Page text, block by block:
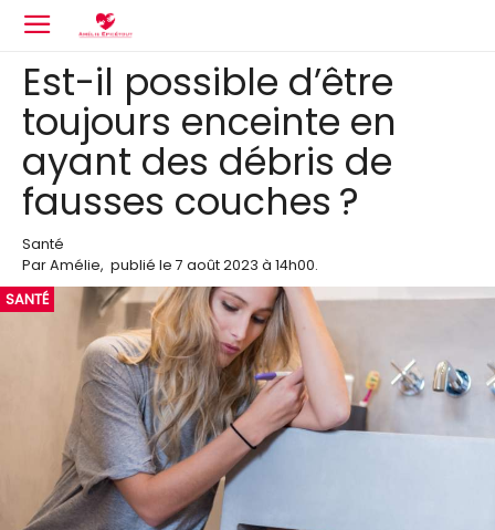
Est-il possible d’être
toujours enceinte en
ayant des débris de
fausses couches ?
Santé
ParAmélie, publié le 7 août 2023 à 14h00.
SANTÉ